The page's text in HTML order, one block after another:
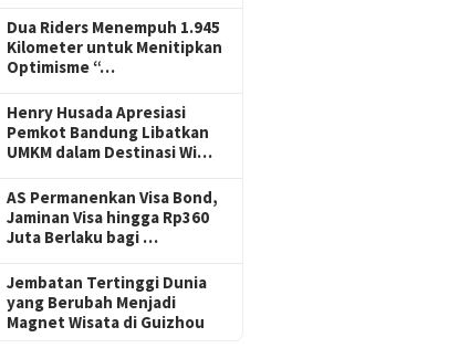
Dua Riders Menempuh 1.945
Kilometer untuk Menitipkan
Optimisme “…
Henry Husada Apresiasi
Pemkot Bandung Libatkan
UMKM dalam Destinasi Wi…
AS Permanenkan Visa Bond,
Jaminan Visa hingga Rp360
Juta Berlaku bagi …
Jembatan Tertinggi Dunia
yang Berubah Menjadi
Magnet Wisata di Guizhou